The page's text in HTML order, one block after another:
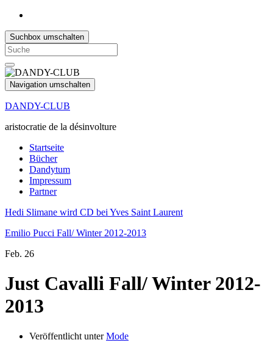
Suchbox umschalten
Search
for:
Navigation umschalten
DANDY-CLUB
aristocratie de la désinvolture
Startseite
Bücher
Dandytum
Impressum
Partner
Hedi Slimane wird CD bei Yves Saint Laurent
Emilio Pucci Fall/ Winter 2012-2013
Feb. 26
Just Cavalli Fall/ Winter 2012-
2013
Veröffentlicht unterMode